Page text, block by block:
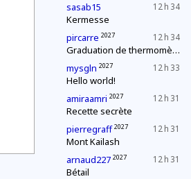
12 h 34
sasab15
Kermesse
12 h 34
pircarre 2027
Graduation de thermomètres
12 h 33
mysgln 2027
Hello world!
12 h 31
amiraamri 2027
Recette secrète
12 h 31
pierregraff 2027
Mont Kailash
12 h 31
arnaud227 2027
Bétail